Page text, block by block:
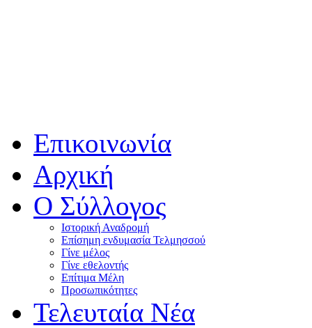
Επικοινωνία
Αρχική
Ο Σύλλογος
Ιστορική Αναδρομή
Επίσημη ενδυμασία Τελμησσού
Γίνε μέλος
Γίνε εθελοντής
Επίτιμα Μέλη
Προσωπικότητες
Τελευταία Νέα